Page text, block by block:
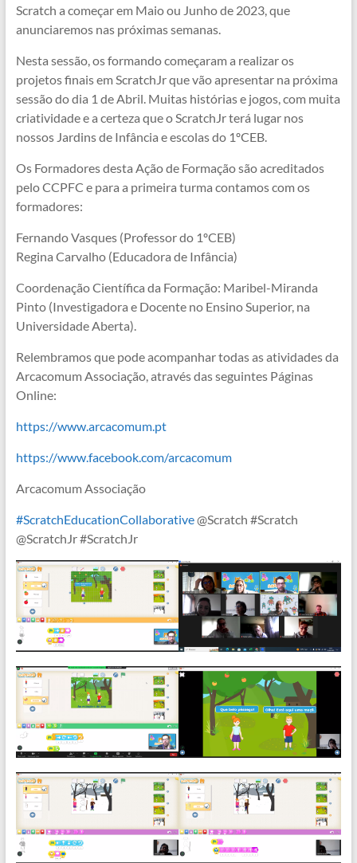
Scratch a começar em Maio ou Junho de 2023, que
anunciaremos nas próximas semanas.
Nesta sessão, os formando começaram a realizar os
projetos finais em ScratchJr que vão apresentar na próxima
sessão do dia 1 de Abril. Muitas histórias e jogos, com muita
criatividade e a certeza que o ScratchJr terá lugar nos
nossos Jardins de Infância e escolas do 1ºCEB.
Os Formadores desta Ação de Formação são acreditados
pelo CCPFC e para a primeira turma contamos com os
formadores:
Fernando Vasques (Professor do 1ºCEB)
Regina Carvalho (Educadora de Infância)
Coordenação Científica da Formação: Maribel-Miranda
Pinto (Investigadora e Docente no Ensino Superior, na
Universidade Aberta).
Relembramos que pode acompanhar todas as atividades da
Arcacomum Associação, através das seguintes Páginas
Online:
https://www.arcacomum.pt
https://www.facebook.com/arcacomum
Arcacomum Associação
#ScratchEducationCollaborative@Scratch #Scratch
@ScratchJr #ScratchJr